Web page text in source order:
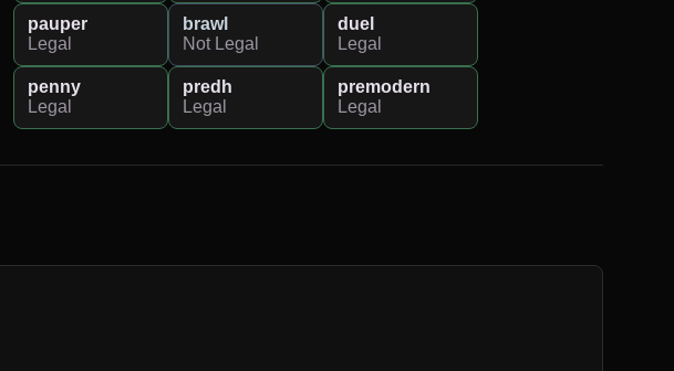
pauper
Legal
brawl
Not Legal
duel
Legal
penny
Legal
predh
Legal
premodern
Legal